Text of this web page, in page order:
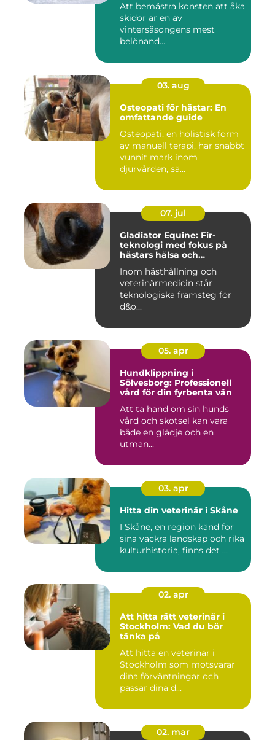
Att bemästra konsten att åka
skidor är en av
vintersäsongens mest
belönand...
03. aug
Osteopati för hästar: En
omfattande guide
Osteopati, en holistisk form
av manuell terapi, har snabbt
vunnit mark inom
djurvården, sä...
07. jul
Gladiator Equine: Fir-
teknologi med fokus på
hästars hälsa och
Inom hästhållning och
veterinärmedicin står
teknologiska framsteg för
d&o...
05. apr
Hundklippning i
Sölvesborg: Professionell
vård för din fyrbenta vän
Att ta hand om sin hunds
vård och skötsel kan vara
både en glädje och en
utman...
03. apr
Hitta din veterinär i Skåne
I Skåne, en region känd för
sina vackra landskap och rika
kulturhistoria, finns det ...
02. apr
Att hitta rätt veterinär i
Stockholm: Vad du bör
tänka på
Att hitta en veterinär i
Stockholm som motsvarar
dina förväntningar och
passar dina d...
02. mar